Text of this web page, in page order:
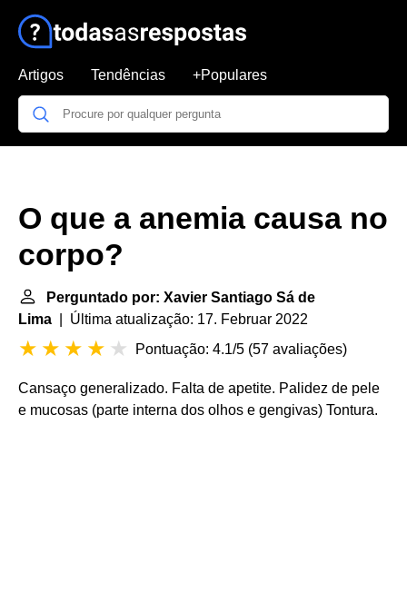
Artigos Tendências +Populares
O que a anemia causa no
corpo?
Perguntado por: Xavier Santiago Sá de
Lima | Última atualização: 17. Februar 2022
Pontuação: 4.1/5 (57 avaliações)
Cansaço generalizado. Falta de apetite. Palidez de pele
e mucosas (parte interna dos olhos e gengivas) Tontura.